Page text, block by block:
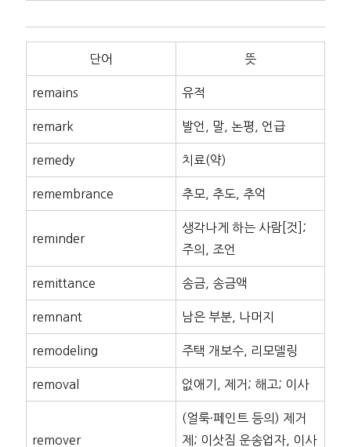
단어 뜻
remains 유적
remark 발언, 말, 논평, 언급
remedy 치료(약)
remembrance 추모, 추도, 추억
reminder
생각나게 하는 사람[것];
주의, 조언
remittance 송금, 송금액
remnant 남은 부분, 나머지
remodeling 주택 개보수, 리모델링
removal 없애기, 제거; 해고; 이사
remover
(얼룩·페인트 등의) 제거
제; 이삿짐 운송업자, 이사